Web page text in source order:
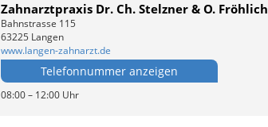
Zahnarztpraxis Dr. Ch. Stelzner & O. Fröhlich
Bahnstrasse 115
63225 Langen
www.langen-zahnarzt.de
Telefonnummer anzeigen
08:00 – 12:00 Uhr